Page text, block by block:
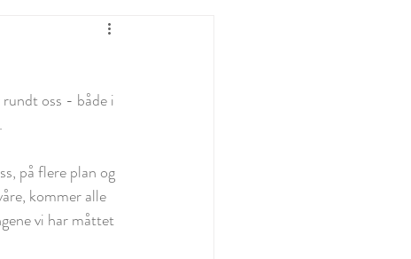
oss - både i
på flere plan og
kommer alle
vi har måttet